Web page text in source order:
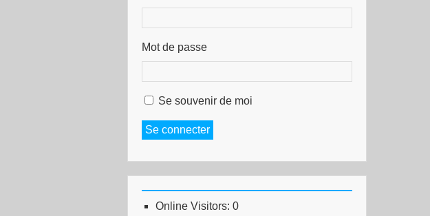
Mot de passe
Se souvenir de moi
Se connecter
Online Visitors: 0